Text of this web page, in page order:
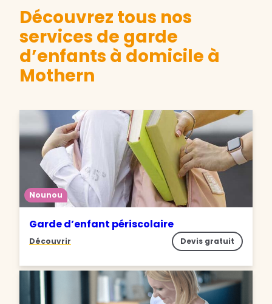
Découvrez tous nos
services de garde
d’enfants à domicile à
Mothern
Nounou
Garde d’enfant périscolaire
Découvrir Devis gratuit